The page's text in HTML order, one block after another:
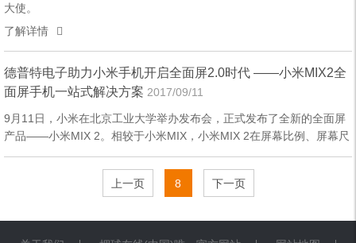
大使。
了解详情
德普特电子助力小米手机开启全面屏2.0时代 ——小米MIX2全
面屏手机一站式解决方案 2017/09/11
9月11日，小米在北京工业大学举办发布会，正式发布了全新的全面屏
产品——小米MIX 2。相较于小米MIX，小米MIX 2在屏幕比例、屏幕尺
MIX2S使用Unibody全陶瓷以及曲面陶瓷机身，其中手机搭载的5.99寸
全面屏更是惊艳全场，开启全面屏2.0时代。
上一页 8 下一页